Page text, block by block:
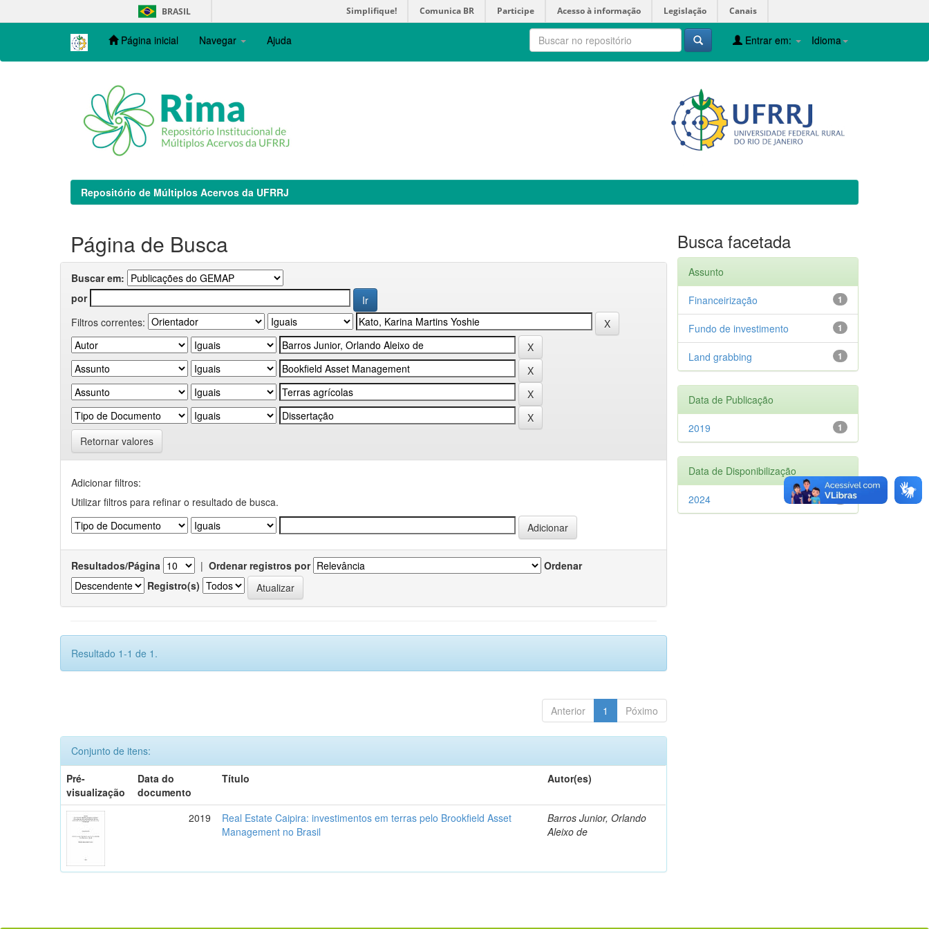
navigation
BRASIL Simplifique! Comunica BR Participe Acesso à informação Legislação Canais
Página inicial Navegar Ajuda Idioma
Entrar em:
Repositório de Múltiplos Acervos da UFRRJ
Página de Busca
Buscar em:
por
Filtros correntes:
Retornar valores
Adicionar filtros:
Utilizar filtros para refinar o resultado de busca.
Resultados/Página | Ordenar registros por
Ordenar
Registro(s)
Resultado 1-1 de 1.
Anterior 1 Póximo
Conjunto de itens:
Pré-
visualização
Data do
documento
Título Autor(es)
2019
Real Estate Caipira: investimentos em terras pelo Brookfield Asset
Management no Brasil
Barros Junior, Orlando
Aleixo de
Busca facetada
Assunto
1
Financeirização
1
Fundo de investimento
1
Land grabbing
Data de Publicação
1
2019
Data de Disponibilização
1
2024